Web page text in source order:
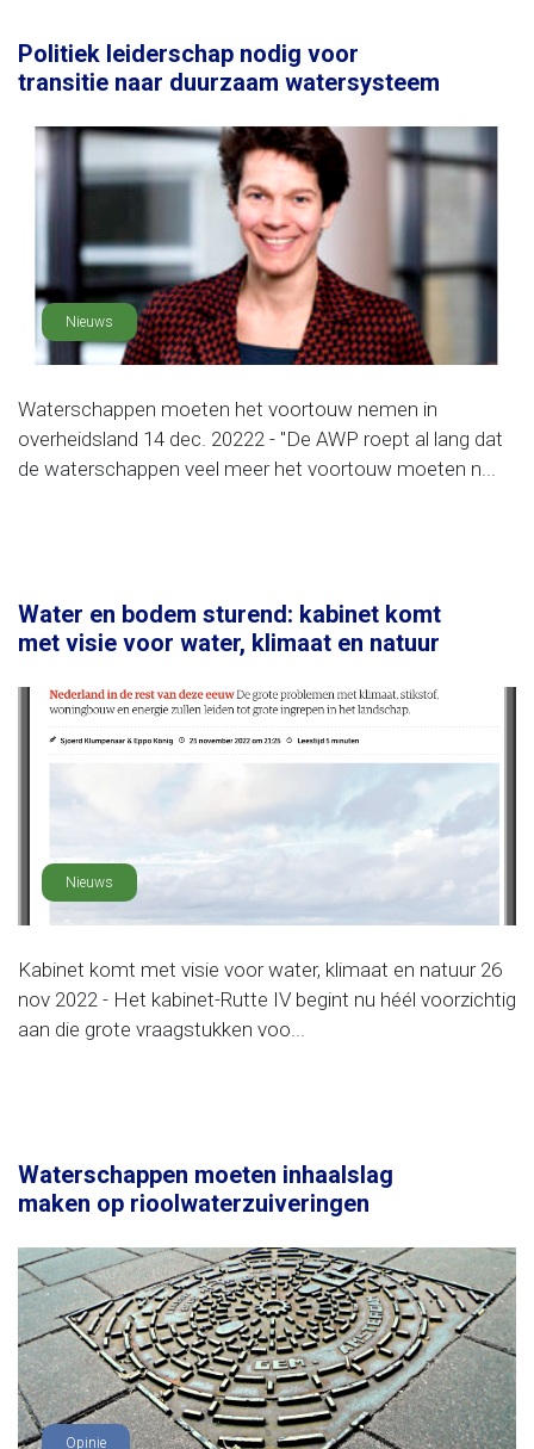
Politiek leiderschap nodig voor
transitie naar duurzaam watersysteem
Nieuws
Waterschappen moeten het voortouw nemen in
overheidsland 14 dec. 20222 - "De AWP roept al lang dat
de waterschappen veel meer het voortouw moeten n...
Water en bodem sturend: kabinet komt
met visie voor water, klimaat en natuur
Nieuws
Kabinet komt met visie voor water, klimaat en natuur 26
nov 2022 - Het kabinet-Rutte IV begint nu héél voorzichtig
aan die grote vraagstukken voo...
Waterschappen moeten inhaalslag
maken op rioolwaterzuiveringen
Opinie